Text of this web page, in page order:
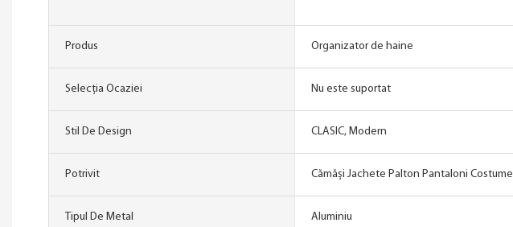
Produs Organizator de haine
Selecția Ocaziei Nu este suportat
Stil De Design CLASIC, Modern
Potrivit Cămăși Jachete Palton Pantaloni Costume
Tipul De Metal Aluminiu